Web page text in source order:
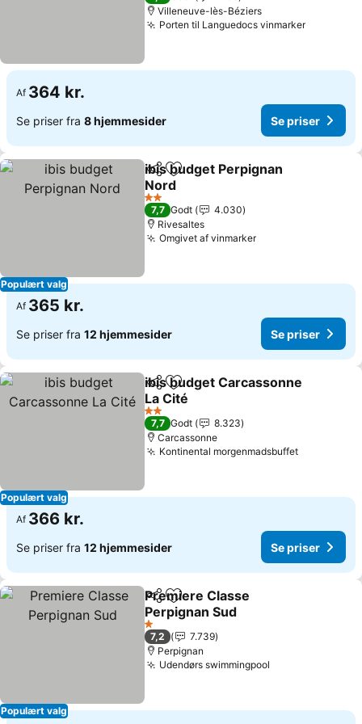
Villeneuve-lès-Béziers
Porten til Languedocs vinmarkerSe priser
Af 364 kr.
Se priser fra 8 hjemmesider Se priser
Populært valg
Del Føj til favoritter
ibis budget Perpignan
Nord
Se priser
2 Stjerner
7,7 Godt
4.030
Rivesaltes
Omgivet af vinmarkerSe priser
Af 365 kr.
Se priser fra 12 hjemmesider Se priser
Populært valg
Del Føj til favoritter
ibis budget Carcassonne
La Cité
Se priser
2 Stjerner
7,7 Godt
8.323
Carcassonne
Kontinental morgenmadsbuffetSe priser
Af 366 kr.
Se priser fra 12 hjemmesider Se priser
Populært valg
Del Føj til favoritter
Premiere Classe
Perpignan Sud
Se priser
1 Stjerner
7,2
7.739
Perpignan
Udendørs swimmingpool